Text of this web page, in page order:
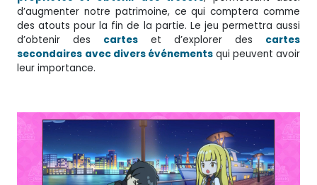
d’augmenter notre patrimoine, ce qui comptera comme
des atouts pour la fin de la partie. Le jeu permettra aussi
d’obtenir des cartes et d’explorer des cartes
secondaires avec divers événements qui peuvent avoir
leur importance.